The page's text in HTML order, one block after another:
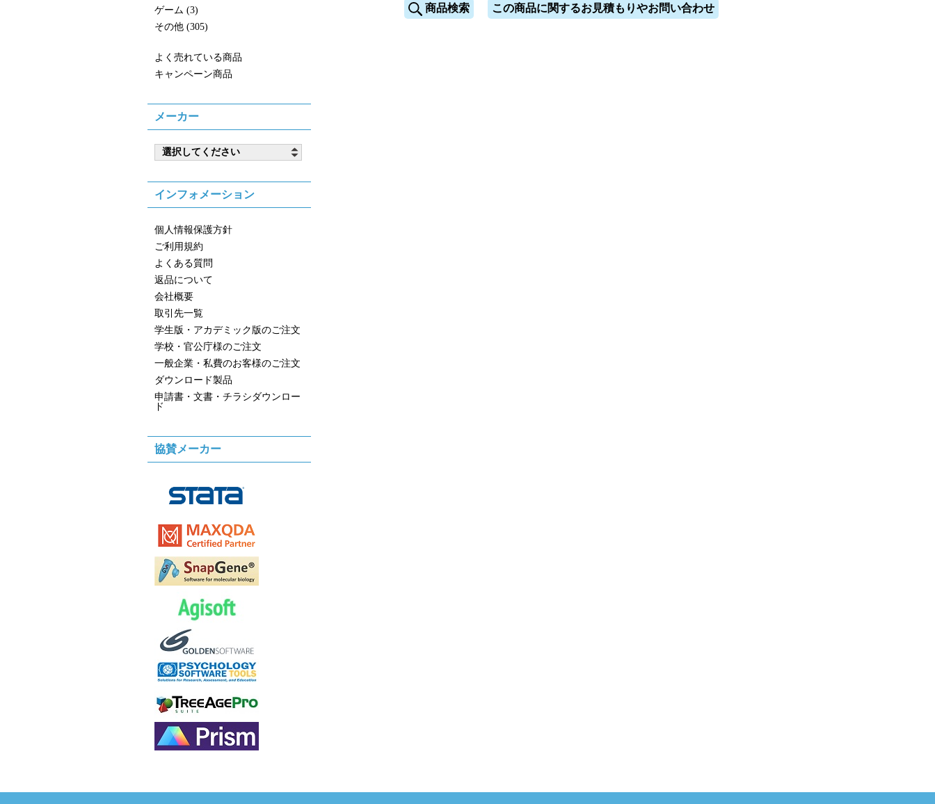
ゲーム (3)
その他 (305)
よく売れている商品
キャンペーン商品
メーカー
インフォメーション
個人情報保護方針
ご利用規約
よくある質問
返品について
会社概要
取引先一覧
学生版・アカデミック版のご注文
学校・官公庁様のご注文
一般企業・私費のお客様のご注文
ダウンロード製品
申請書・文書・チラシダウンロー
ド
協賛メーカー
商品検索 この商品に関するお見積もりやお問い合わせ